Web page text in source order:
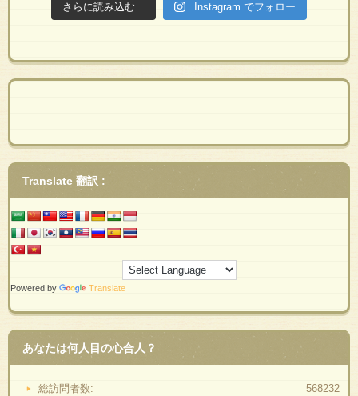
さらに読み込む... Instagram でフォロー
Translate 翻訳 :
Powered by Translate
あなたは何人目の心合人？
568232
総訪問者数: